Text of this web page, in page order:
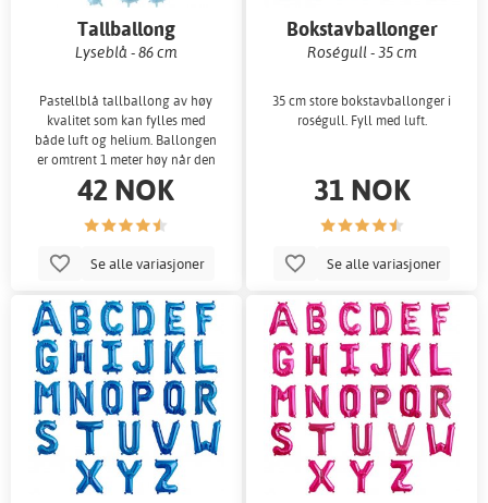
Tallballong
Lyseblå - 86 cm
Pastellblå tallballong av høy
kvalitet som kan fylles med
både luft og helium. Ballongen
er omtrent 1 meter høy når den
er oppb
42 NOK
Se alle variasjoner
Bokstavballonger
Roségull - 35 cm
35 cm store bokstavballonger i
roségull. Fyll med luft.
31 NOK
Se alle variasjoner